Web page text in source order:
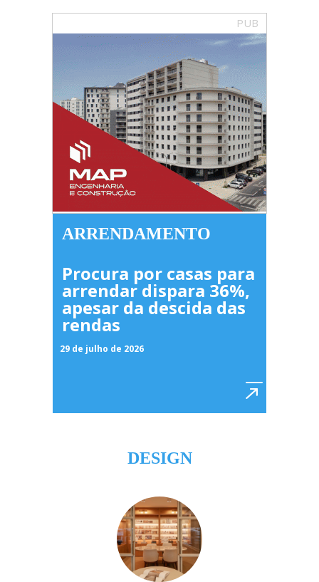
PUB
ARRENDAMENTO
Procura por casas para
arrendar dispara 36%,
apesar da descida das
rendas
29 de julho de 2026
DESIGN